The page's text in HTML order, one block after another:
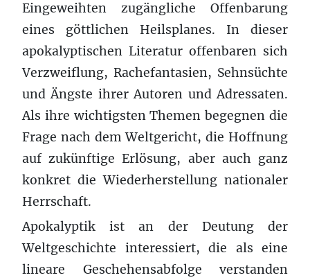
Eingeweihten zugängliche Offenbarung
eines göttlichen Heilsplanes. In dieser
apokalyptischen Literatur offenbaren sich
Verzweiflung, Rachefantasien, Sehnsüchte
und Ängste ihrer Autoren und Adressaten.
Als ihre wichtigsten Themen begegnen die
Frage nach dem Weltgericht, die Hoffnung
auf zukünftige Erlösung, aber auch ganz
konkret die Wiederherstellung nationaler
Herrschaft.
Apokalyptik ist an der Deutung der
Weltgeschichte interessiert, die als eine
lineare Geschehensabfolge verstanden